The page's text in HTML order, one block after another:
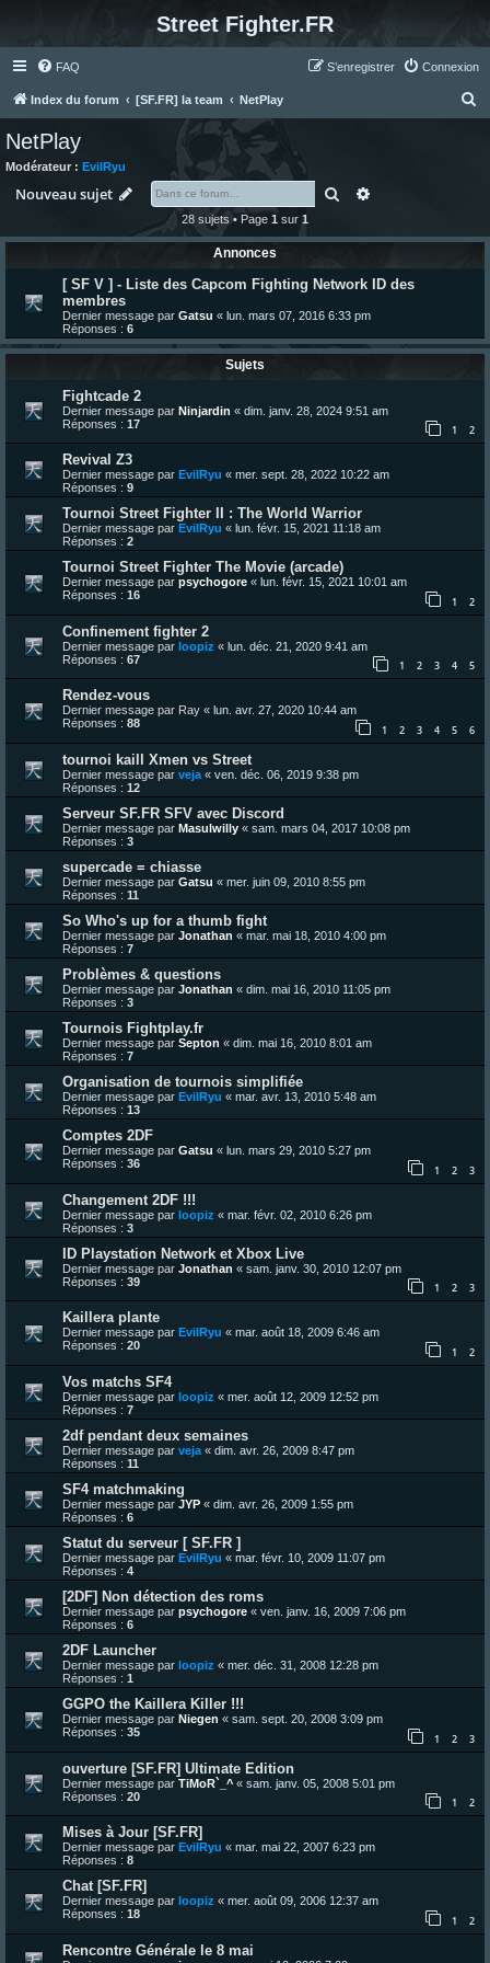
Street Fighter.FR
FAQ Connexion
S’enregistrer
Index du forum [SF.FR] la team NetPlay
r
NetPlay
Modérateur : EvilRyu
Nouveau sujet Rechercher
28 sujets • Page 1 sur 1
Annonces
[ SF V ] - Liste des Capcom Fighting Network ID des
membres
Dernier message par Gatsu « lun. mars 07, 2016 6:33 pm
Réponses : 6
Sujets
Fightcade 2
Dernier message par Ninjardin « dim. janv. 28, 2024 9:51 am
Réponses : 17 1 2
Revival Z3
Dernier message par EvilRyu « mer. sept. 28, 2022 10:22 am
Réponses : 9
Tournoi Street Fighter II : The World Warrior
Dernier message par EvilRyu « lun. févr. 15, 2021 11:18 am
Réponses : 2
Tournoi Street Fighter The Movie (arcade)
Dernier message par psychogore « lun. févr. 15, 2021 10:01 am
Réponses : 16 1 2
Confinement fighter 2
Dernier message par loopiz « lun. déc. 21, 2020 9:41 am
Réponses : 67 1 2 3 4 5
Rendez-vous
Dernier message par Ray « lun. avr. 27, 2020 10:44 am
Réponses : 88 1 2 3 4 5 6
tournoi kaill Xmen vs Street
Dernier message par veja « ven. déc. 06, 2019 9:38 pm
Réponses : 12
Serveur SF.FR SFV avec Discord
Dernier message par Masulwilly « sam. mars 04, 2017 10:08 pm
Réponses : 3
supercade = chiasse
Dernier message par Gatsu « mer. juin 09, 2010 8:55 pm
Réponses : 11
So Who's up for a thumb fight
Dernier message par Jonathan « mar. mai 18, 2010 4:00 pm
Réponses : 7
Problèmes & questions
Dernier message par Jonathan « dim. mai 16, 2010 11:05 pm
Réponses : 3
Tournois Fightplay.fr
Dernier message par Septon « dim. mai 16, 2010 8:01 am
Réponses : 7
Organisation de tournois simplifiée
Dernier message par EvilRyu « mar. avr. 13, 2010 5:48 am
Réponses : 13
Comptes 2DF
Dernier message par Gatsu « lun. mars 29, 2010 5:27 pm
Réponses : 36 1 2 3
Changement 2DF !!!
Dernier message par loopiz « mar. févr. 02, 2010 6:26 pm
Réponses : 3
ID Playstation Network et Xbox Live
Dernier message par Jonathan « sam. janv. 30, 2010 12:07 pm
Réponses : 39 1 2 3
Kaillera plante
Dernier message par EvilRyu « mar. août 18, 2009 6:46 am
Réponses : 20 1 2
Vos matchs SF4
Dernier message par loopiz « mer. août 12, 2009 12:52 pm
Réponses : 7
2df pendant deux semaines
Dernier message par veja « dim. avr. 26, 2009 8:47 pm
Réponses : 11
SF4 matchmaking
Dernier message par JYP « dim. avr. 26, 2009 1:55 pm
Réponses : 6
Statut du serveur [ SF.FR ]
Dernier message par EvilRyu « mar. févr. 10, 2009 11:07 pm
Réponses : 4
[2DF] Non détection des roms
Dernier message par psychogore « ven. janv. 16, 2009 7:06 pm
Réponses : 6
2DF Launcher
Dernier message par loopiz « mer. déc. 31, 2008 12:28 pm
Réponses : 1
GGPO the Kaillera Killer !!!
Dernier message par Niegen « sam. sept. 20, 2008 3:09 pm
Réponses : 35 1 2 3
ouverture [SF.FR] Ultimate Edition
Dernier message par TiMoR`_^ « sam. janv. 05, 2008 5:01 pm
Réponses : 20 1 2
Mises à Jour [SF.FR]
Dernier message par EvilRyu « mar. mai 22, 2007 6:23 pm
Réponses : 8
Chat [SF.FR]
Dernier message par loopiz « mer. août 09, 2006 12:37 am
Réponses : 18 1 2
Rencontre Générale le 8 mai